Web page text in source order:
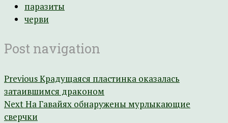
паразиты
черви
Post navigation
PreviousКрадущаяся пластинка оказалась
затаившимся драконом
NextНа Гавайях обнаружены мурлыкающие
сверчки